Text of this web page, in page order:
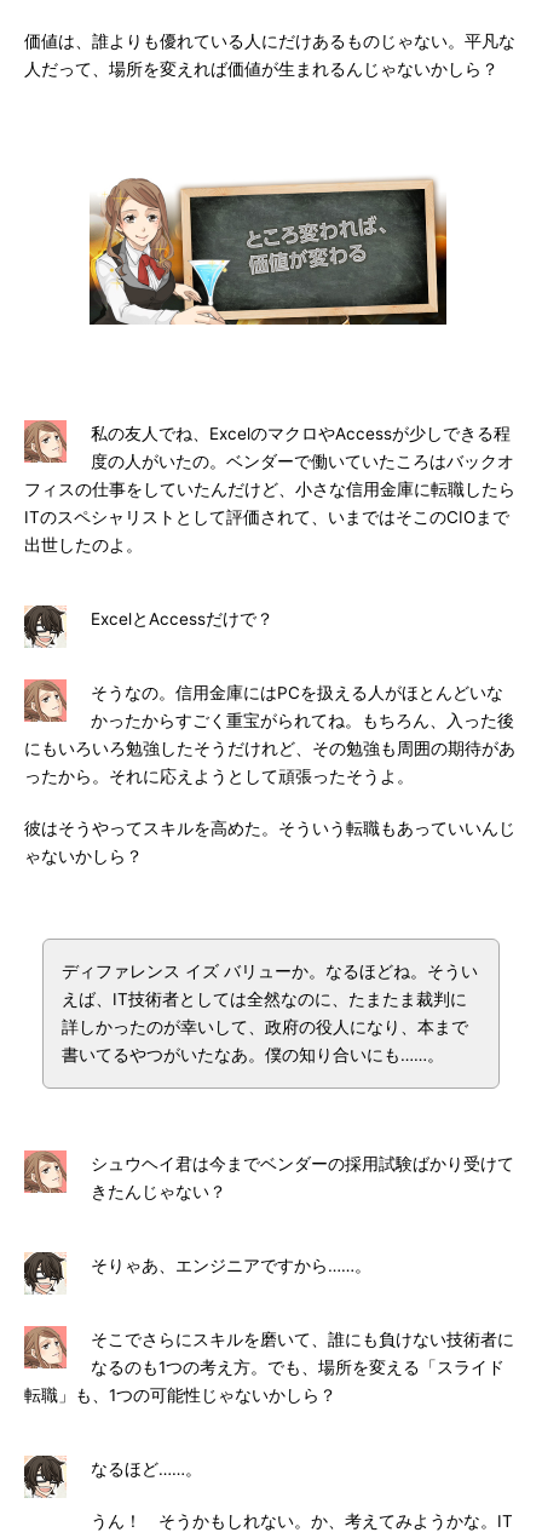
価値は、誰よりも優れている人にだけあるものじゃない。平凡な
人だって、場所を変えれば価値が生まれるんじゃないかしら？
私の友人でね、ExcelのマクロやAccessが少しできる程
度の人がいたの。ベンダーで働いていたころはバックオ
フィスの仕事をしていたんだけど、小さな信用金庫に転職したら
ITのスペシャリストとして評価されて、いまではそこのCIOまで
出世したのよ。
ExcelとAccessだけで？
そうなの。信用金庫にはPCを扱える人がほとんどいな
かったからすごく重宝がられてね。もちろん、入った後
にもいろいろ勉強したそうだけれど、その勉強も周囲の期待があ
ったから。それに応えようとして頑張ったそうよ。
彼はそうやってスキルを高めた。そういう転職もあっていいんじ
ゃないかしら？
ディファレンス イズ バリューか。なるほどね。そうい
えば、IT技術者としては全然なのに、たまたま裁判に
詳しかったのが幸いして、政府の役人になり、本まで
書いてるやつがいたなあ。僕の知り合いにも……。
シュウヘイ君は今までベンダーの採用試験ばかり受けて
きたんじゃない？
そりゃあ、エンジニアですから……。
そこでさらにスキルを磨いて、誰にも負けない技術者に
なるのも1つの考え方。でも、場所を変える「スライド
転職」も、1つの可能性じゃないかしら？
なるほど……。
うん！ そうかもしれない。か、考えてみようかな。IT